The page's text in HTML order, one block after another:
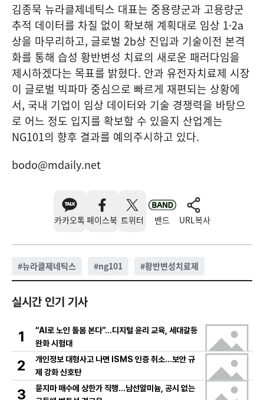
김종묵 뉴라클제네틱스 대표는 중용량군과 고용량군
추적 데이터를 차질 없이 확보해 계획대로 임상 1·2a
상을 마무리하고, 글로벌 2b상 진입과 기술이전 본격
화를 통해 습성 황반변성 치료의 새로운 패러다임을
제시하겠다는 목표를 밝혔다. 안과 유전자치료제 시장
이 글로벌 빅파마 중심으로 빠르게 재편되는 상황에
서, 국내 기업이 임상 데이터와 기술 경쟁력을 바탕으
로 어느 정도 입지를 확보할 수 있을지 산업계는
NG101의 향후 결과를 예의주시하고 있다.
bodo@mdaily.net
카카오톡 페이스북 트위터 밴드 URL복사
#뉴라클제네틱스 #ng101 #황반변성치료제
실시간 인기 기사
1
“AI로 노인 돌봄 본다”…디지털 윤리 교육, 세대갈등
완화 시험대
2
개인정보 대형사고 나면 ISMS 인증 취소…보안 규
제 강화 신호탄
3
묻지마 매수에 상한가 직행…남선알미늄, 공시 없는